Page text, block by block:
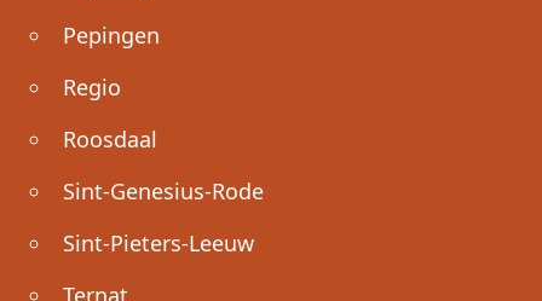
Pepingen
Regio
Roosdaal
Sint-Genesius-Rode
Sint-Pieters-Leeuw